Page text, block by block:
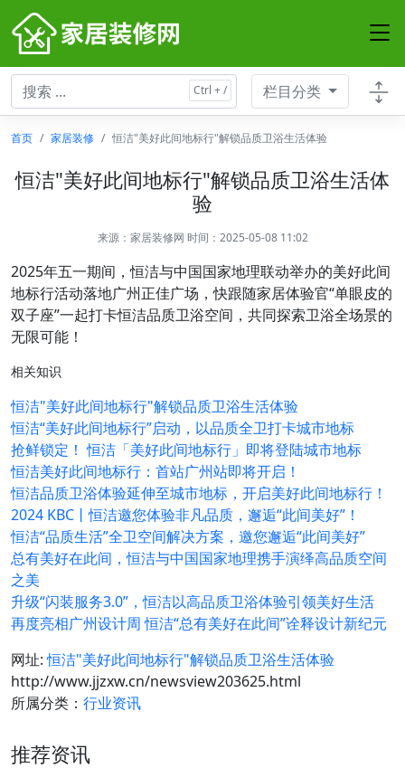
栏目分类
首页 家居装修 恒洁"美好此间地标行"解锁品质卫浴生活体验
恒洁"美好此间地标行"解锁品质卫浴生活体
验
来源： 家居装修网 时间：2025-05-08 11:02
2025年五一期间，恒洁与中国国家地理联动举办的美好此间
地标行活动落地广州正佳广场，快跟随家居体验官“单眼皮的
双子座”一起打卡恒洁品质卫浴空间，共同探索卫浴全场景的
无限可能！
相关知识
恒洁"美好此间地标行"解锁品质卫浴生活体验
恒洁“美好此间地标行”启动，以品质全卫打卡城市地标
抢鲜锁定！ 恒洁「美好此间地标行」即将登陆城市地标
恒洁美好此间地标行：首站广州站即将开启！
恒洁品质卫浴体验延伸至城市地标，开启美好此间地标行！
2024 KBC丨恒洁邀您体验非凡品质，邂逅“此间美好”！
恒洁“品质生活”全卫空间解决方案，邀您邂逅“此间美好”
总有美好在此间，恒洁与中国国家地理携手演绎高品质空间
之美
升级“闪装服务3.0”，恒洁以高品质卫浴体验引领美好生活
再度亮相广州设计周 恒洁“总有美好在此间”诠释设计新纪元
网址:恒洁"美好此间地标行"解锁品质卫浴生活体验
http://www.jjzxw.cn/newsview203625.html
所属分类： 行业资讯
推荐资讯